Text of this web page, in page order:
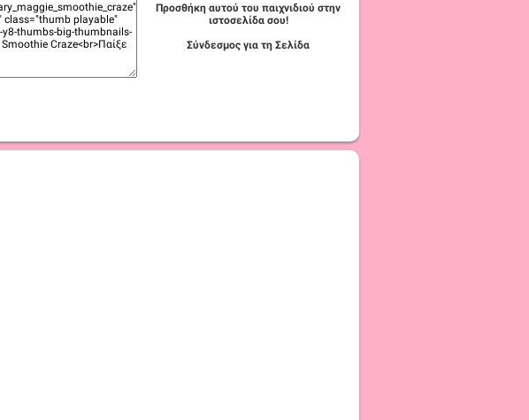
Προσθήκη αυτού του παιχνιδιού στην
ιστοσελίδα σου!
Σύνδεσμος για τη Σελίδα